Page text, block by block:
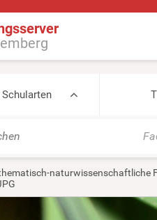
Schularten
naturwissenschaftliche